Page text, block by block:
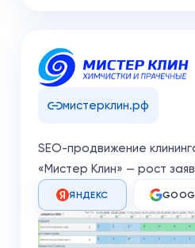
мистерклин.рф
SEO-продвижение
«Мистер Клин» — рост
ЯНДЕКС